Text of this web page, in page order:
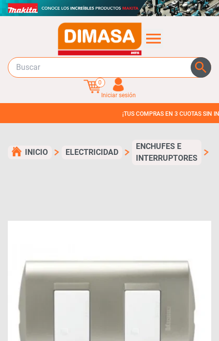
0
Iniciar sesión
¡TUS COMPRAS EN 3 CUOTAS SIN INTERES!
INICIO ELECTRICIDAD
ENCHUFES E
INTERRUPTORES